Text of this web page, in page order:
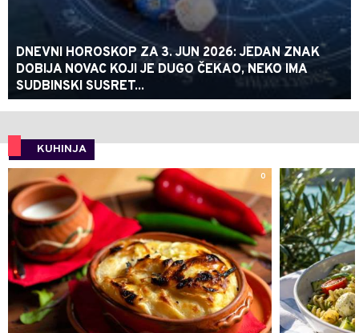
DNEVNI HOROSKOP ZA 3. JUN 2026: JEDAN ZNAK
DOBIJA NOVAC KOJI JE DUGO ČEKAO, NEKO IMA
SUDBINSKI SUSRET...
KUHINJA
0